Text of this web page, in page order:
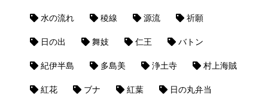
水の流れ 稜線 源流 祈願
日の出 舞妓 仁王 バトン
紀伊半島 多島美 浄土寺 村上海賊
紅花 ブナ 紅葉 日の丸弁当